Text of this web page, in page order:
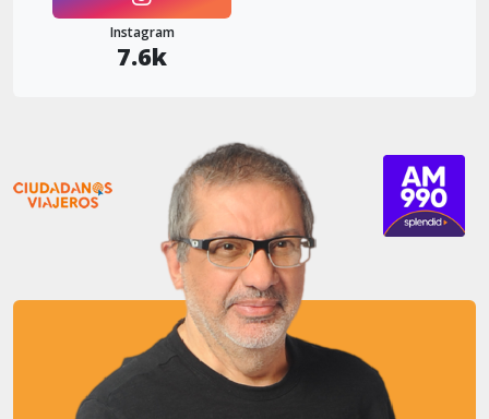
Instagram
7.6k